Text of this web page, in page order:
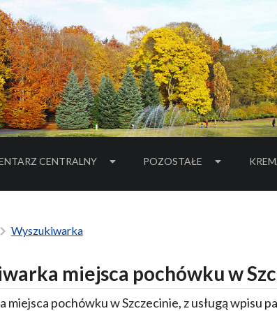
CENTRALNY POZOSTAŁE
Wyszukiwarka
miejsca pochówku w
miejsca pochówku w Szczecinie, z usługą